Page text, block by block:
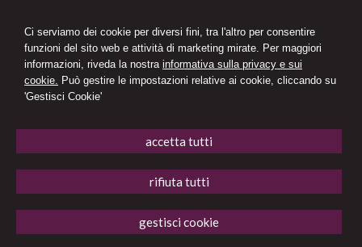
Ci serviamo dei cookie per diversi fini, tra l'altro per consentire
funzioni del sito web e attività di marketing mirate. Per maggiori
informazioni, riveda la nostra informativa sulla privacy e sui
cookie. Può gestire le impostazioni relative ai cookie, cliccando su
'Gestisci Cookie'
accetta tutti
rifiuta tutti
gestisci cookie